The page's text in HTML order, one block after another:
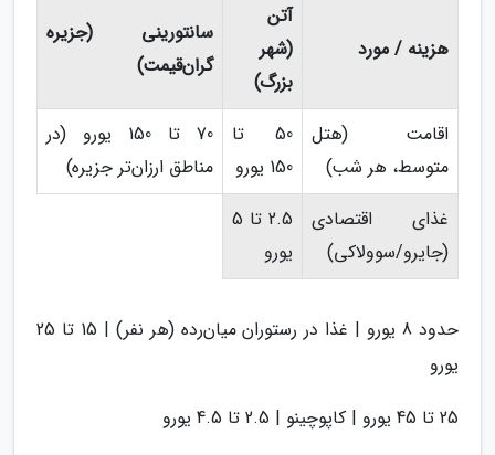
هزینه / مورد
آتن
(شهر
بزرگ)
سانتورینی (جزیره
گران‌قیمت)
اقامت (هتل
متوسط، هر شب)
50 تا
150 یورو
70 تا 150 یورو (در
مناطق ارزان‌تر جزیره)
غذای اقتصادی
(جایرو/سوولاکی)
2.5 تا 5
یورو
حدود 8 یورو | غذا در رستوران میان‌رده (هر نفر) | 15 تا 25
یورو
25 تا 45 یورو | کاپوچینو | 2.5 تا 4.5 یورو